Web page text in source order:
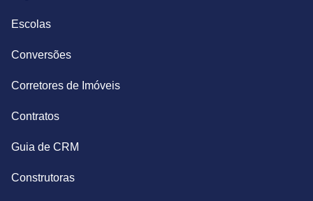
Escolas
Conversões
Corretores de Imóveis
Contratos
Guia de CRM
Construtoras